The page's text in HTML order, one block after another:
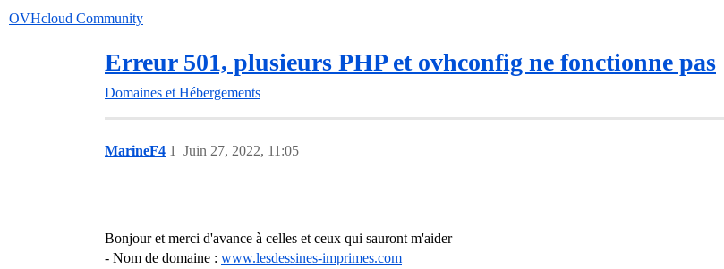
OVHcloud Community
Erreur 501, plusieurs PHP et ovhconfig ne fonctionne pas
Domaines et Hébergements
MarineF4 Juin 27, 2022, 11:05
1
Bonjour et merci d'avance à celles et ceux qui sauront m'aider
- Nom de domaine : www.lesdessines-imprimes.com